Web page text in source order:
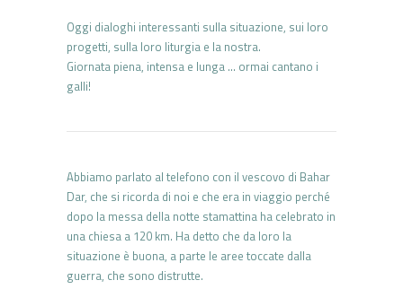
Oggi dialoghi interessanti sulla situazione, sui loro
progetti, sulla loro liturgia e la nostra.
Giornata piena, intensa e lunga … ormai cantano i
galli!
Abbiamo parlato al telefono con il vescovo di Bahar
Dar, che si ricorda di noi e che era in viaggio perché
dopo la messa della notte stamattina ha celebrato in
una chiesa a 120 km. Ha detto che da loro la
situazione è buona, a parte le aree toccate dalla
guerra, che sono distrutte.